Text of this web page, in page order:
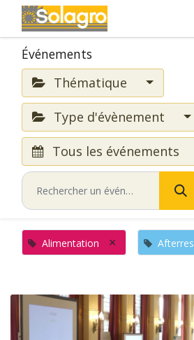
Événements
Thématique
Type d'évènement
Tous les événements
Alimentation × Afterres